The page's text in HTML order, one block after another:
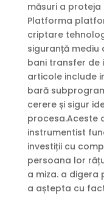
măsuri a
Platforma
criptare
siguranță
bani transfer de
articole include
bară
cerere și sigur
procesa.Aceste
instrumentist
investiții cu
persoana lor
a miza. a digera
a aștepta cu